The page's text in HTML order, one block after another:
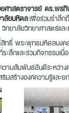
ศาสตราจารย์ ดร.พร
ลัยมหิดลเพื่อร่วมรำลึก
ทยาลัยวิทยาศาสตร์แล
ทธิ์ พระพุทธมหิดลมง
ลึกและร่วมกิจกรรมเนื่
ความสัมพันธ์อันดีระ
มสร้างองค์ความรู้และ